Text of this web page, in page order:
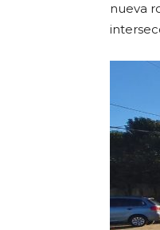
nueva